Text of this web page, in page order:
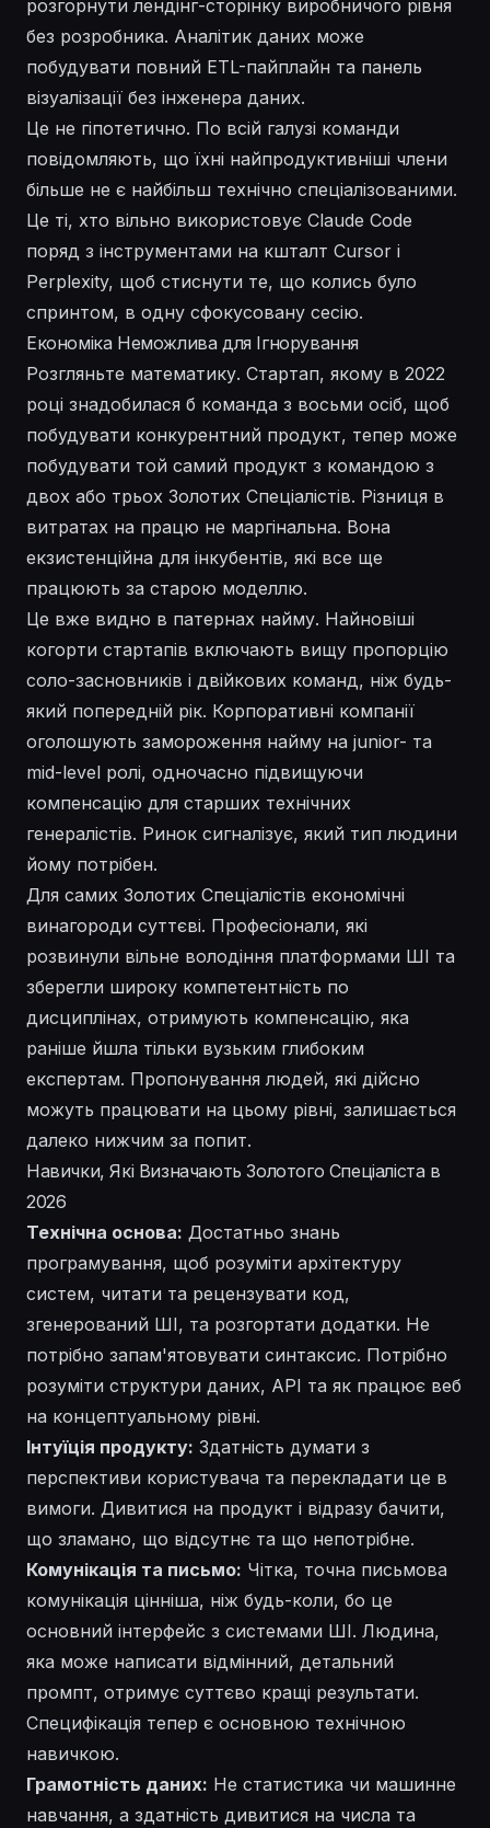
розгорнути лендінг-сторінку виробничого рівня
без розробника. Аналітик даних може
побудувати повний ETL-пайплайн та панель
візуалізації без інженера даних.
Це не гіпотетично. По всій галузі команди
повідомляють, що їхні найпродуктивніші члени
більше не є найбільш технічно спеціалізованими.
Це ті, хто вільно використовує Claude Code
поряд з інструментами на кшталт Cursor і
Perplexity, щоб стиснути те, що колись було
спринтом, в одну сфокусовану сесію.
Економіка Неможлива для Ігнорування
Розгляньте математику. Стартап, якому в 2022
році знадобилася б команда з восьми осіб, щоб
побудувати конкурентний продукт, тепер може
побудувати той самий продукт з командою з
двох або трьох Золотих Спеціалістів. Різниця в
витратах на працю не маргінальна. Вона
екзистенційна для інкубентів, які все ще
працюють за старою моделлю.
Це вже видно в патернах найму. Найновіші
когорти стартапів включають вищу пропорцію
соло-засновників і двійкових команд, ніж будь-
який попередній рік. Корпоративні компанії
оголошують замороження найму на junior- та
mid-level ролі, одночасно підвищуючи
компенсацію для старших технічних
генералістів. Ринок сигналізує, який тип людини
йому потрібен.
Для самих Золотих Спеціалістів економічні
винагороди суттєві. Професіонали, які
розвинули вільне володіння платформами ШІ та
зберегли широку компетентність по
дисциплінах, отримують компенсацію, яка
раніше йшла тільки вузьким глибоким
експертам. Пропонування людей, які дійсно
можуть працювати на цьому рівні, залишається
далеко нижчим за попит.
Навички, Які Визначають Золотого Спеціаліста в
2026
Технічна основа: Достатньо знань
програмування, щоб розуміти архітектуру
систем, читати та рецензувати код,
згенерований ШІ, та розгортати додатки. Не
потрібно запам'ятовувати синтаксис. Потрібно
розуміти структури даних, API та як працює веб
на концептуальному рівні.
Інтуїція продукту: Здатність думати з
перспективи користувача та перекладати це в
вимоги. Дивитися на продукт і відразу бачити,
що зламано, що відсутнє та що непотрібне.
Комунікація та письмо: Чітка, точна письмова
комунікація цінніша, ніж будь-коли, бо це
основний інтерфейс з системами ШІ. Людина,
яка може написати відмінний, детальний
промпт, отримує суттєво кращі результати.
Специфікація тепер є основною технічною
навичкою.
Грамотність даних: Не статистика чи машинне
навчання, а здатність дивитися на числа та